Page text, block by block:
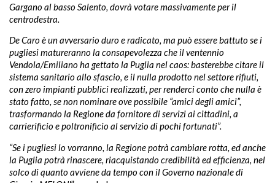
Gargano al basso Salento, dovrà votare massivamente per il
centrodestra.
De Caro è un avversario duro e radicato, ma può essere battuto se i
pugliesi matureranno la consapevolezza che il ventennio
Vendola/Emiliano ha gettato la Puglia nel caos: basterebbe citare il
sistema sanitario allo sfascio, e il nulla prodotto nel settore rifiuti,
con zero impianti pubblici realizzati, per renderci conto che nulla è
stato fatto, se non nominare ove possibile “amici degli amici”,
trasformando la Regione da fornitore di servizi ai cittadini, a
carrierificio e poltronificio al servizio di pochi fortunati”.
“Se i pugliesi lo vorranno, la Regione potrà cambiare rotta, ed anche
la Puglia potrà rinascere, riacquistando credibilità ed efficienza, nel
solco di quanto avviene da tempo con il Governo nazionale di